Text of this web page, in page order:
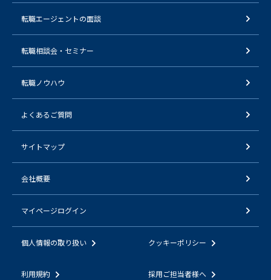
転職エージェントの面談
転職相談会・セミナー
転職ノウハウ
よくあるご質問
サイトマップ
会社概要
マイページログイン
個人情報の取り扱い クッキーポリシー
利用規約 採用ご担当者様へ